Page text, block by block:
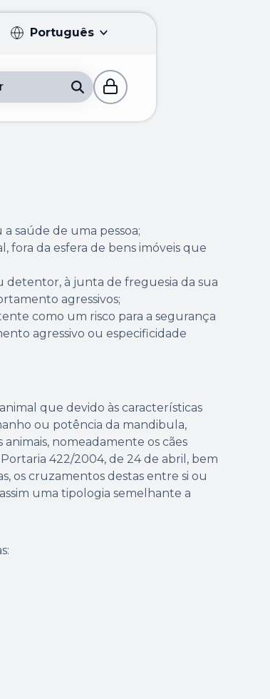
Português
Português
English
saúde de uma pessoa;
da esfera de bens imóveis que
detentor, à junta de freguesia da sua
agressivos;
como um risco para a segurança
agressivo ou especificidade
que devido às características
ou potência da mandibula,
nomeadamente os cães
422/2004, de 24 de abril, bem
os cruzamentos destas entre si ou
uma tipologia semelhante a